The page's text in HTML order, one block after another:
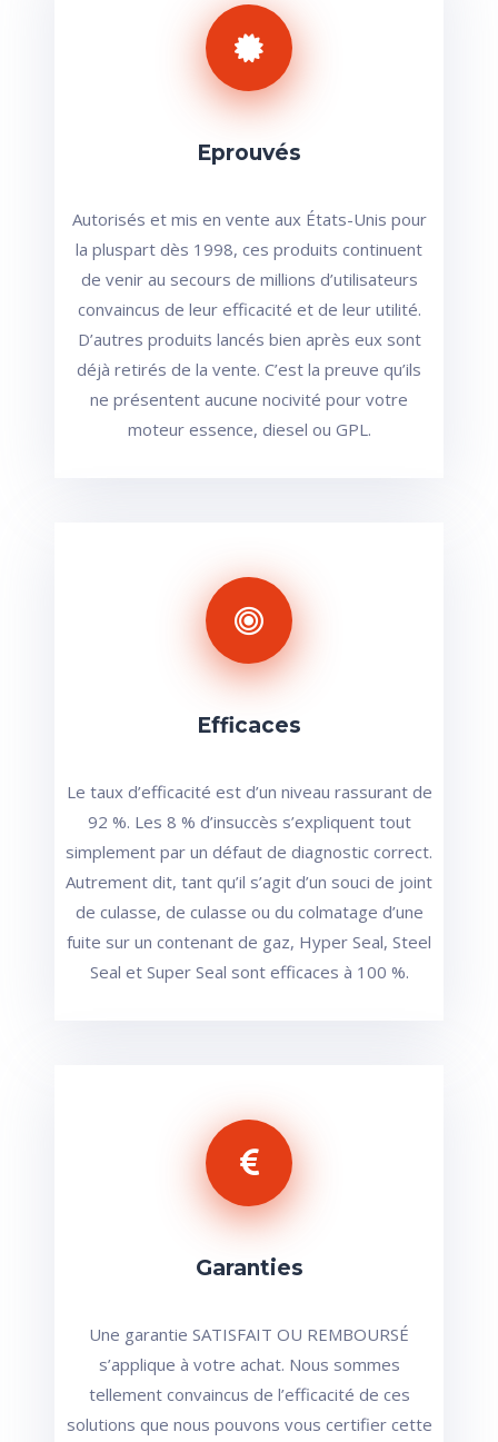
Eprouvés
Autorisés et mis en vente aux États-Unis pour
la pluspart dès 1998, ces produits continuent
de venir au secours de millions d’utilisateurs
convaincus de leur efficacité et de leur utilité.
D’autres produits lancés bien après eux sont
déjà retirés de la vente. C’est la preuve qu’ils
ne présentent aucune nocivité pour votre
moteur essence, diesel ou GPL.
Efficaces
Le taux d’efficacité est d’un niveau rassurant de
92 %. Les 8 % d’insuccès s’expliquent tout
simplement par un défaut de diagnostic correct.
Autrement dit, tant qu’il s’agit d’un souci de joint
de culasse, de culasse ou du colmatage d’une
fuite sur un contenant de gaz, Hyper Seal, Steel
Seal et Super Seal sont efficaces à 100 %.
Garanties
Une garantie SATISFAIT OU REMBOURSÉ
s’applique à votre achat. Nous sommes
tellement convaincus de l’efficacité de ces
solutions que nous pouvons vous certifier cette